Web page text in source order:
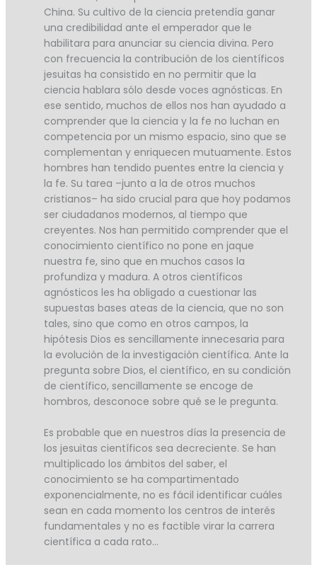
China. Su cultivo de la ciencia pretendía ganar
una credibilidad ante el emperador que le
habilitara para anunciar su ciencia divina. Pero
con frecuencia la contribución de los científicos
jesuitas ha consistido en no permitir que la
ciencia hablara sólo desde voces agnósticas. En
ese sentido, muchos de ellos nos han ayudado a
comprender que la ciencia y la fe no luchan en
competencia por un mismo espacio, sino que se
complementan y enriquecen mutuamente. Estos
hombres han tendido puentes entre la ciencia y
la fe. Su tarea –junto a la de otros muchos
cristianos– ha sido crucial para que hoy podamos
ser ciudadanos modernos, al tiempo que
creyentes. Nos han permitido comprender que el
conocimiento científico no pone en jaque
nuestra fe, sino que en muchos casos la
profundiza y madura. A otros científicos
agnósticos les ha obligado a cuestionar las
supuestas bases ateas de la ciencia, que no son
tales, sino que como en otros campos, la
hipótesis Dios es sencillamente innecesaria para
la evolución de la investigación científica. Ante la
pregunta sobre Dios, el científico, en su condición
de científico, sencillamente se encoge de
hombros, desconoce sobre qué se le pregunta.
Es probable que en nuestros días la presencia de
los jesuitas científicos sea decreciente. Se han
multiplicado los ámbitos del saber, el
conocimiento se ha compartimentado
exponencialmente, no es fácil identificar cuáles
sean en cada momento los centros de interés
fundamentales y no es factible virar la carrera
científica a cada rato…